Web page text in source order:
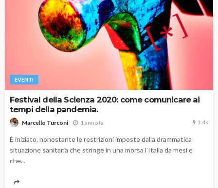
EVENTI
Festival della Scienza 2020: come comunicare ai
tempi della pandemia.
Marcello Turconi 1 anno fa 1.4k
È iniziato, nonostante le restrizioni imposte dalla drammatica
situazione sanitaria che stringe in una morsa l’Italia da mesi e
che...